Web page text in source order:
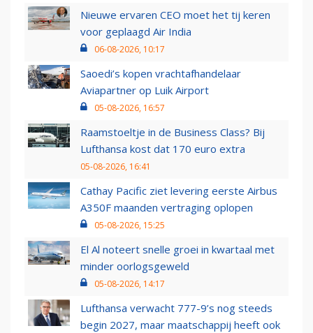
Nieuwe ervaren CEO moet het tij keren
voor geplaagd Air India
06-08-2026, 10:17
Saoedi’s kopen vrachtafhandelaar
Aviapartner op Luik Airport
05-08-2026, 16:57
Raamstoeltje in de Business Class? Bij
Lufthansa kost dat 170 euro extra
05-08-2026, 16:41
Cathay Pacific ziet levering eerste Airbus
A350F maanden vertraging oplopen
05-08-2026, 15:25
El Al noteert snelle groei in kwartaal met
minder oorlogsgeweld
05-08-2026, 14:17
Lufthansa verwacht 777-9’s nog steeds
begin 2027, maar maatschappij heeft ook